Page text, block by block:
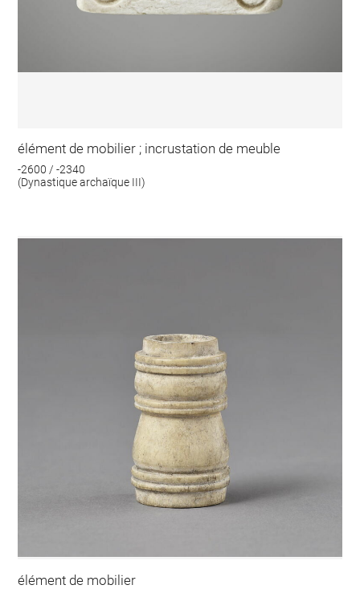
élément de mobilier ; incrustation de meuble
-2600 / -2340
(Dynastique archaïque III)
élément de mobilier